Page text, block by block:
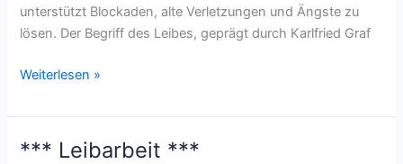
unterstützt Blockaden, alte Verletzungen und Ängste zu
lösen. Der Begriff des Leibes, geprägt durch Karlfried Graf
Weiterlesen »
*** Leibarbeit ***
***